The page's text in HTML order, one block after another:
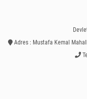
Adres : Mustafa Kemal